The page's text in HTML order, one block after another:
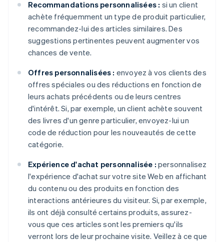
Recommandations personnalisées : si un client
achète fréquemment un type de produit particulier,
recommandez-lui des articles similaires. Des
suggestions pertinentes peuvent augmenter vos
chances de vente.
Offres personnalisées : envoyez à vos clients des
offres spéciales ou des réductions en fonction de
leurs achats précédents ou de leurs centres
d'intérêt. Si, par exemple, un client achète souvent
des livres d'un genre particulier, envoyez-lui un
code de réduction pour les nouveautés de cette
catégorie.
Expérience d'achat personnalisée : personnalisez
l'expérience d'achat sur votre site Web en affichant
du contenu ou des produits en fonction des
interactions antérieures du visiteur. Si, par exemple,
ils ont déjà consulté certains produits, assurez-
vous que ces articles sont les premiers qu'ils
verront lors de leur prochaine visite. Veillez à ce que